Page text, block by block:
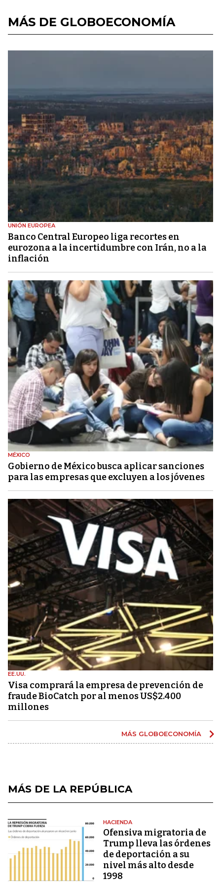
MÁS DE GLOBOECONOMÍA
UNIÓN EUROPEA
Banco Central Europeo liga recortes en
eurozona a la incertidumbre con Irán, no a la
inflación
MÉXICO
Gobierno de México busca aplicar sanciones
para las empresas que excluyen a los jóvenes
EE.UU.
Visa comprará la empresa de prevención de
fraude BioCatch por al menos US$2.400
millones
MÁS GLOBOECONOMÍA
MÁS DE LA REPÚBLICA
HACIENDA
Ofensiva migratoria de
Trump lleva las órdenes
de deportación a su
nivel más alto desde
1998